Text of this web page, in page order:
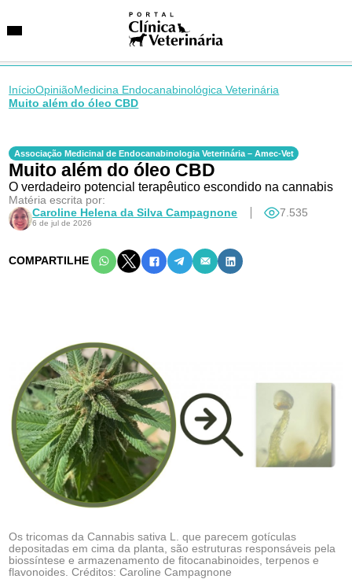
Entidades
VetAgenda
Especialidades
InícioOpiniãoMedicina Endocanabinológica Veterinária
Muito além do óleo CBD
Associação Medicinal de Endocanabinologia Veterinária – Amec-Vet
Muito além do óleo CBD
O verdadeiro potencial terapêutico escondido na cannabis
Matéria escrita por:
Caroline Helena da Silva Campagnone
6 de jul de 2026
7.535
COMPARTILHE
Os tricomas da Cannabis sativa L. que parecem gotículas
depositadas em cima da planta, são estruturas responsáveis pela
biossíntese e armazenamento de fitocanabinoides, terpenos e
flavonoides. Créditos: Caroline Campagnone